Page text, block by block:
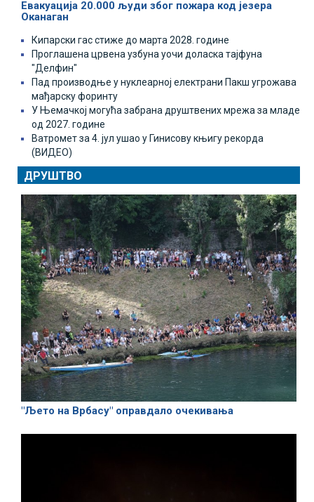
Евакуација 20.000 људи због пожара код језера
Оканаган
Кипарски гас стиже до марта 2028. године
Проглашена црвена узбуна уочи доласка тајфуна
"Делфин"
Пад производње у нуклеарној електрани Пакш угрожава
мађарску форинту
У Њемачкој могућа забрана друштвених мрежа за младе
од 2027. године
Ватромет за 4. јул ушао у Гинисову књигу рекорда
(ВИДЕО)
ДРУШТВО
"Љето на Врбасу" оправдало очекивања